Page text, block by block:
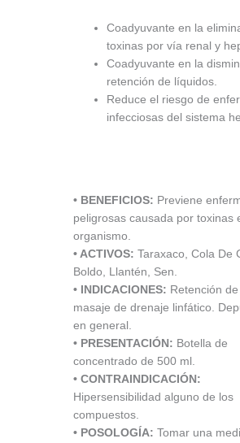
Coadyuvante en la
toxinas por vía renal y
Coadyuvante en la
retención de líquidos.
Reduce el riesgo de
infecciosas del sistema
• BENEFICIOS: Previene
peligrosas causada por toxinas
organismo.
• ACTIVOS: Taraxaco, Cola De
Boldo, Llantén, Sen.
• INDICACIONES: Retención
masaje de drenaje linfático.
en general.
• PRESENTACIÓN: Botella de
concentrado de 500 ml.
• CONTRAINDICACIÓN:
Hipersensibilidad alguno de los
compuestos.
• POSOLOGÍA: Tomar una